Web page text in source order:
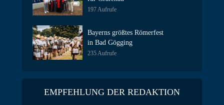
197 Aufrufe
Bayerns größtes Römerfest
in Bad Gögging
235 Aufrufe
EMPFEHLUNG DER REDAKTION